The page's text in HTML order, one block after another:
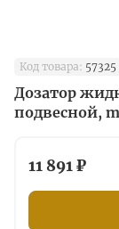
Код товара: 57325
Дозатор
подвесной,
11 891 ₽